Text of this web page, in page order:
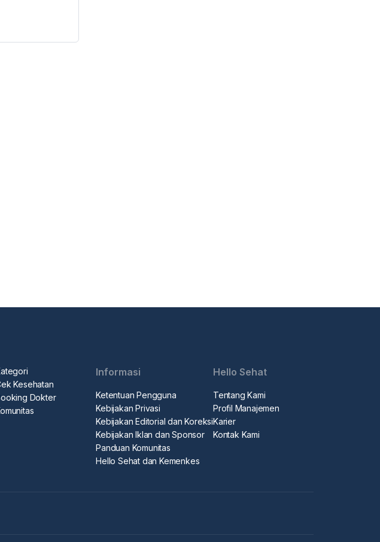
Kesehatan
Dokter
Informasi
Ketentuan Pengguna
Kebijakan Privasi
Kebijakan Editorial dan Koreksi
Kebijakan Iklan dan Sponsor
Panduan Komunitas
Hello Sehat dan Kemenkes
Hello Sehat
Tentang Kami
Profil Manajemen
Karier
Kontak Kami